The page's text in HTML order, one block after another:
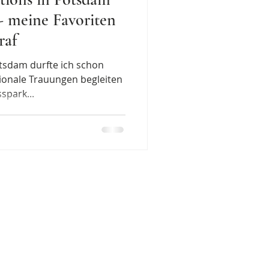
meine Favoriten
schon
Trauungen begleiten